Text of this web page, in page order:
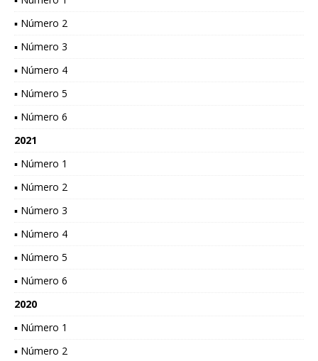
▪ Número 2
▪ Número 3
▪ Número 4
▪ Número 5
▪ Número 6
2021
▪ Número 1
▪ Número 2
▪ Número 3
▪ Número 4
▪ Número 5
▪ Número 6
2020
▪ Número 1
▪ Número 2